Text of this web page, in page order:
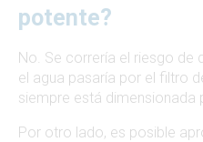
potente?
No. Se correría el riesgo de
el agua pasaría por el filtro
siempre está dimensionada
Por otro lado, es posible